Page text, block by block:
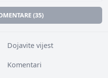
(35)
Dojavite vijest
Komentari